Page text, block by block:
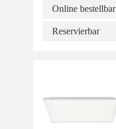
Online bestellbar
Reservierbar